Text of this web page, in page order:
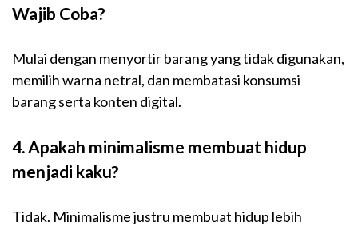
Wajib Coba?
Mulai dengan menyortir barang yang tidak digunakan,
memilih warna netral, dan membatasi konsumsi
barang serta konten digital.
4. Apakah minimalisme membuat hidup
menjadi kaku?
Tidak. Minimalisme justru membuat hidup lebih